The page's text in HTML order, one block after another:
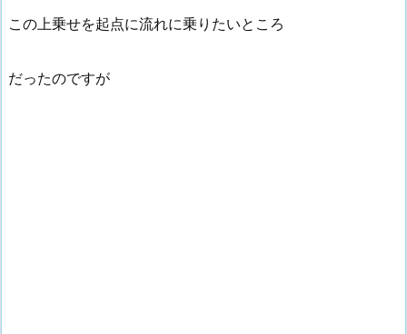
この上乗せを起点に流れに乗りたいところ
だったのですが